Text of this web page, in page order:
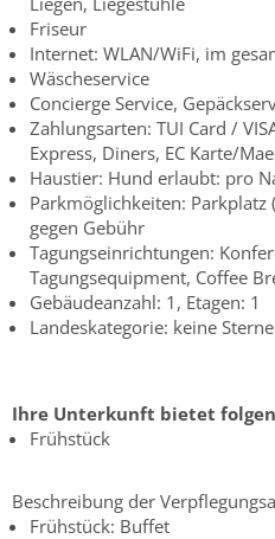
Friseur
Internet: WLAN/WiFi, im
Wäscheservice
Concierge Service,
Zahlungsarten: TUI Card /
Express, Diners, EC Karte/
Haustier: Hund erlaubt: pro
Parkmöglichkeiten: Parkplatz
gegen Gebühr
Tagungseinrichtungen:
Tagungsequipment, Coffee
Gebäudeanzahl: 1, Etagen: 1
Landeskategorie: keine
Ihre Unterkunft bietet
Frühstück
Beschreibung der
Frühstück: Buffet